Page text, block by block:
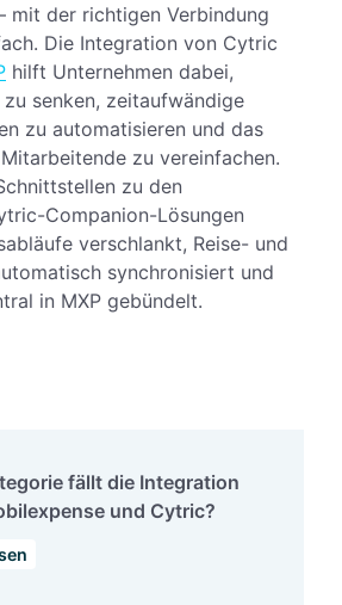
mit der richtigen Verbindung
Die Integration von Cytric
hilft Unternehmen dabei,
senken, zeitaufwändige
zu automatisieren und das
zu vereinfachen.
zu den
Companion-Lösungen
verschlankt, Reise- und
synchronisiert und
in MXP gebündelt.
fällt die Integration
und Cytric?